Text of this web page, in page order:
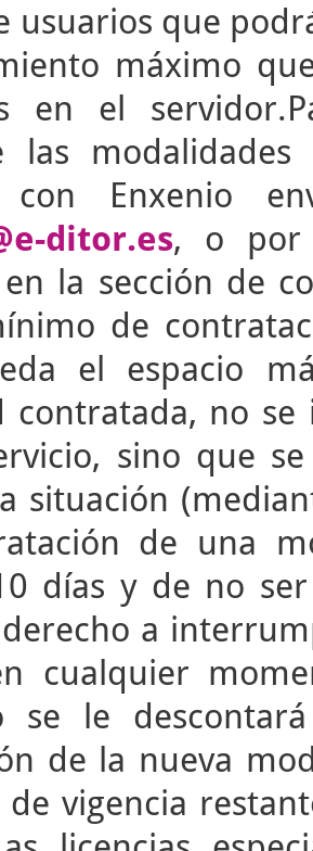
usuarios que
máximo
en el
las
con Enxenio
ditor.es, o por
la sección de
de
el espacio
contratada, no
sino que
situación
de una
días y de no
a
cualquier
se le
de la nueva
vigencia